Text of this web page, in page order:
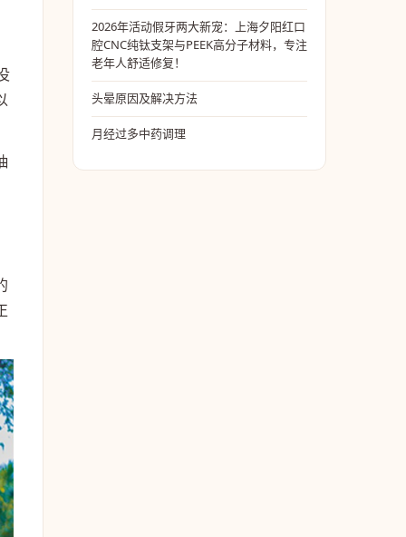
2026年活动假牙两大新宠：上海夕阳红口
腔CNC纯钛支架与PEEK高分子材料，专注
老年人舒适修复！
头晕原因及解决方法
月经过多中药调理